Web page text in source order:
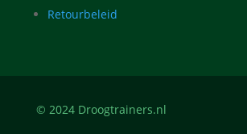
Retourbeleid
© 2024 Droogtrainers.nl